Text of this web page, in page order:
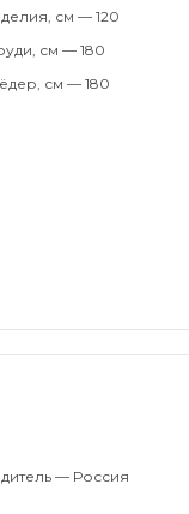
см — 120
см — 180
см — 180
— Россия